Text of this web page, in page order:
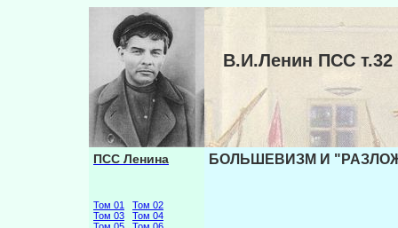
В.И.Ленин ПСС
ПСС Ленина
Том 01
Том 02
Том 03
Том 04
БОЛЬШЕВИЗМ И